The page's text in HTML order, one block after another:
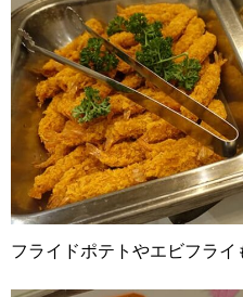
フライドポテトやエビフライ